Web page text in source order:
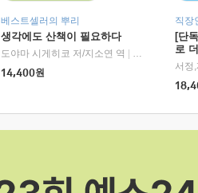
베스트셀러의 뿌리
생각에도 산책이 필요하다
도야마 시게히코 저/지소연 역
알에이치코리
14,400원
직장
[단
로